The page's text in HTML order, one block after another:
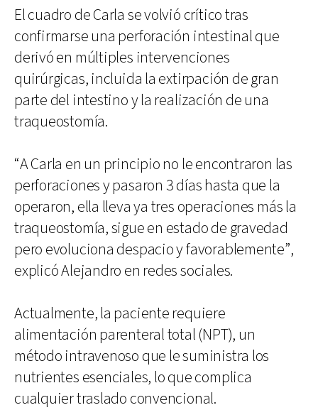
El cuadro de Carla se volvió crítico tras
confirmarse una perforación intestinal que
derivó en múltiples intervenciones
quirúrgicas, incluida la extirpación de gran
parte del intestino y la realización de una
traqueostomía.
“A Carla en un principio no le encontraron las
perforaciones y pasaron 3 días hasta que la
operaron, ella lleva ya tres operaciones más la
traqueostomía, sigue en estado de gravedad
pero evoluciona despacio y favorablemente”,
explicó Alejandro en redes sociales.
Actualmente, la paciente requiere
alimentación parenteral total (NPT), un
método intravenoso que le suministra los
nutrientes esenciales, lo que complica
cualquier traslado convencional.